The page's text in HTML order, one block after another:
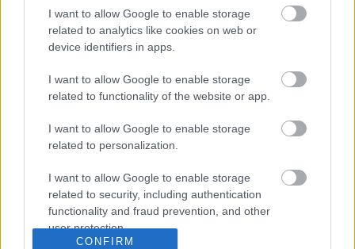
I want to allow Google to enable storage
related to analytics like cookies on web or
device identifiers in apps.
I want to allow Google to enable storage
related to functionality of the website or app.
I want to allow Google to enable storage
related to personalization.
I want to allow Google to enable storage
related to security, including authentication
functionality and fraud prevention, and other
user protection.
CONFIRM
Indul a diákok pénzügyi ismereteit
erősítő Pénz7 programsorozat
gyorsabb és biztonságosabb lett a vasút
Több mint 40 helyszínen dolgozik
fennakadás nélkül a Híd-csoport